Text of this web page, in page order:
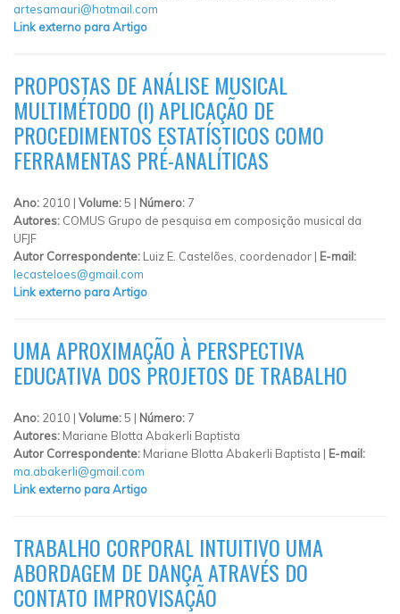
artesamauri@hotmail.com
Link externo para Artigo
PROPOSTAS DE ANÁLISE MUSICAL
MULTIMÉTODO (I) APLICAÇÃO DE
PROCEDIMENTOS ESTATÍSTICOS COMO
FERRAMENTAS PRÉ-ANALÍTICAS
Ano: 2010 | Volume:5 | Número: 7
Autores: COMUS Grupo de pesquisa em composição musical da
UFJF
Autor Correspondente: Luiz E. Castelões, coordenador | E-mail:
lecasteloes@gmail.com
Link externo para Artigo
UMA APROXIMAÇÃO À PERSPECTIVA
EDUCATIVA DOS PROJETOS DE TRABALHO
Ano: 2010 | Volume:5 | Número: 7
Autores: Mariane Blotta Abakerli Baptista
Autor Correspondente: Mariane Blotta Abakerli Baptista | E-mail:
ma.abakerli@gmail.com
Link externo para Artigo
TRABALHO CORPORAL INTUITIVO UMA
ABORDAGEM DE DANÇA ATRAVÉS DO
CONTATO IMPROVISAÇÃO